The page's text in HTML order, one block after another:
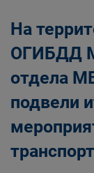
На
ОГИБДД
отдела
подвели